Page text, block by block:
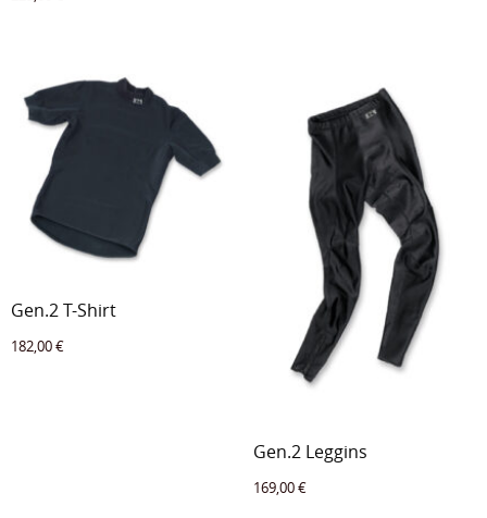
Gen.2 T-Shirt
182,00€
Gen.2 Leggins
169,00€